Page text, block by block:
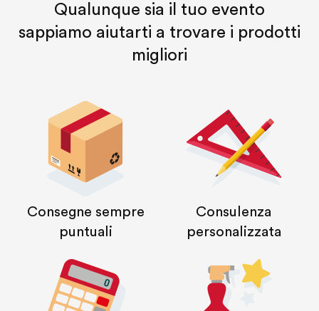
Qualunque sia il tuo evento
sappiamo aiutarti a trovare i prodotti
migliori
Consegne sempre
puntuali
Consulenza
personalizzata